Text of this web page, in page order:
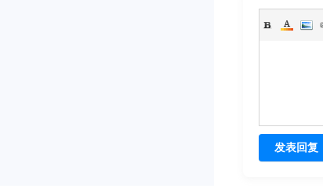
发表回复